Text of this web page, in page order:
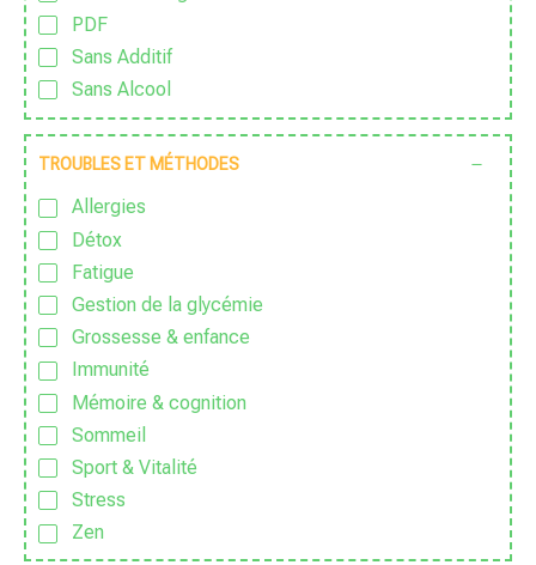
PDF
Sans Additif
Sans Alcool
Sans colorant
Sans Conservateur
Sans Gluten
Sans huile de palme
Sans huile essentielle
Sans lactose
Sans nanoparticules
Sans OGM
Sans parfum
Sans Pesticide
Sans sucre ajouté
Traditionnel
Vegan
TROUBLES ET MÉTHODES
Allergies
Détox
Fatigue
Gestion de la glycémie
Grossesse & enfance
Immunité
Mémoire & cognition
Sommeil
Sport & Vitalité
Stress
Zen